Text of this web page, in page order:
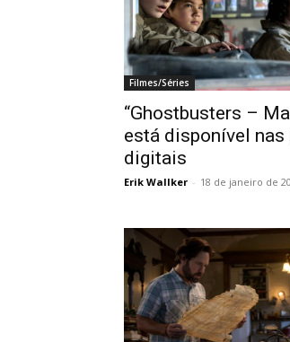
Filmes/Séries
“Ghostbusters –
está disponível
digitais
Erik Wallker - 18 de janeiro de